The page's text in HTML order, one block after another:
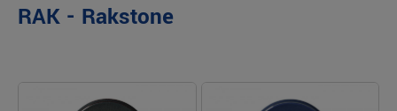
RAK - Rakstone